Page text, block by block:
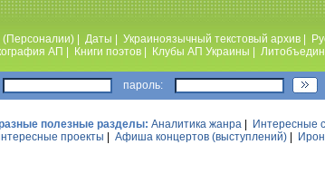
Даты Украиноязычный текстовый архив
АП Книги поэтов Клубы АП Украины
пароль:
полезные разделы: Аналитика жанра Интересные
проекты Афиша концертов (выступлений)